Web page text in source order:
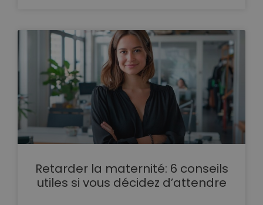
Retarder la maternité: 6 conseils
utiles si vous décidez d’attendre